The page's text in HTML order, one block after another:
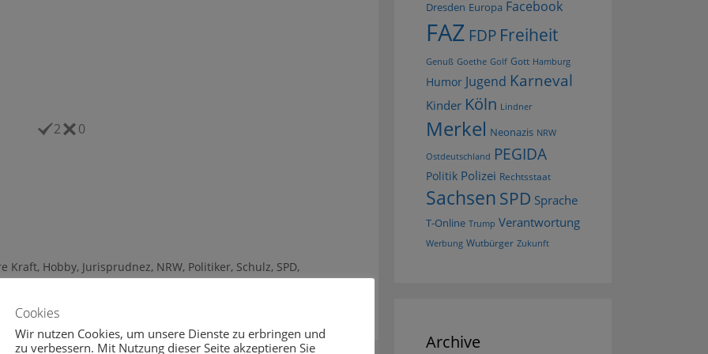
2 0
Kraft, Hobby, Jurisprudnez, NRW, Politiker, Schulz, SPD,
Dresden Europa Facebook
FAZ FDP Freiheit
Genuß Goethe Golf Gott Hamburg
Humor Jugend Karneval
Kinder Köln Lindner
Merkel Neonazis NRW
Ostdeutschland PEGIDA
Politik Polizei Rechtsstaat
Sachsen SPD Sprache
T-Online Trump Verantwortung
Werbung Wutbürger Zukunft
Archive
Cookies
Wir nutzen Cookies, um unsere Dienste zu erbringen und
zu verbessern. Mit Nutzung dieser Seite akzeptieren Sie